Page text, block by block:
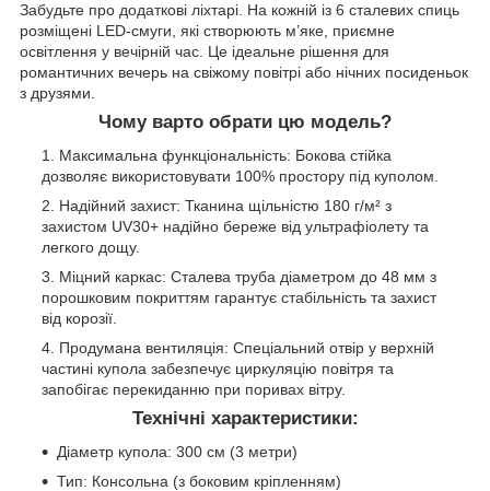
Забудьте про додаткові ліхтарі. На кожній із 6 сталевих спиць
розміщені LED-смуги, які створюють м’яке, приємне
освітлення у вечірній час. Це ідеальне рішення для
романтичних вечерь на свіжому повітрі або нічних посиденьок
з друзями.
Чому варто обрати цю модель?
Максимальна функціональність: Бокова стійка
дозволяє використовувати 100% простору під куполом.
Надійний захист: Тканина щільністю 180 г/м² з
захистом UV30+ надійно береже від ультрафіолету та
легкого дощу.
Міцний каркас: Сталева труба діаметром до 48 мм з
порошковим покриттям гарантує стабільність та захист
від корозії.
Продумана вентиляція: Спеціальний отвір у верхній
частині купола забезпечує циркуляцію повітря та
запобігає перекиданню при поривах вітру.
Технічні характеристики:
Діаметр купола: 300 см (3 метри)
Тип: Консольна (з боковим кріпленням)